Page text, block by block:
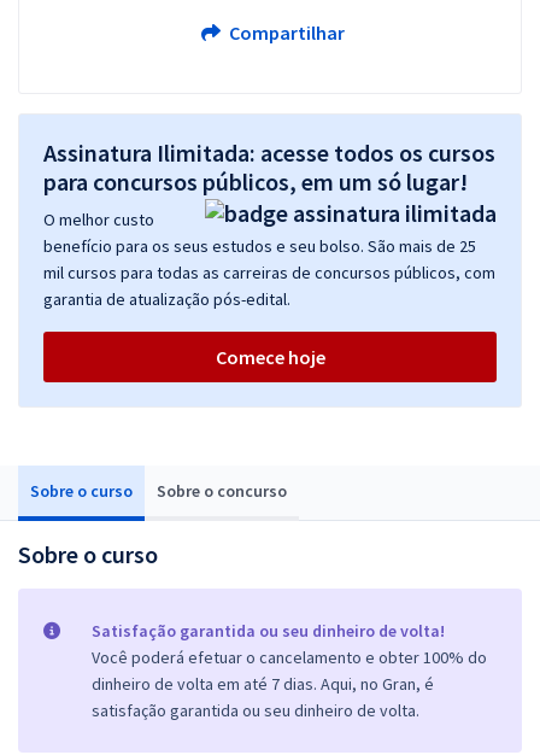
Sobre o curso Sobre o concurso
Sobre o curso
Satisfação garantida ou seu dinheiro de volta!
Você poderá efetuar o cancelamento e obter 100% do
dinheiro de volta em até 7 dias. Aqui, no Gran, é
satisfação garantida ou seu dinheiro de volta.
Compartilhar
Assinatura Ilimitada: acesse todos os cursos
para concursos públicos, em um só lugar!
O melhor custo
benefício para os seus estudos e seu bolso. São mais de 25
mil cursos para todas as carreiras de concursos públicos, com
garantia de atualização pós-edital.
Comece hoje